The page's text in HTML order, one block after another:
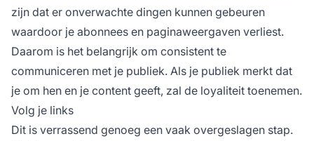
zijn dat er onverwachte dingen kunnen gebeuren
waardoor je abonnees en paginaweergaven verliest.
Daarom is het belangrijk om consistent te
communiceren met je publiek. Als je publiek merkt dat
je om hen en je content geeft, zal de loyaliteit toenemen.
Volg je links
Dit is verrassend genoeg een vaak overgeslagen stap.